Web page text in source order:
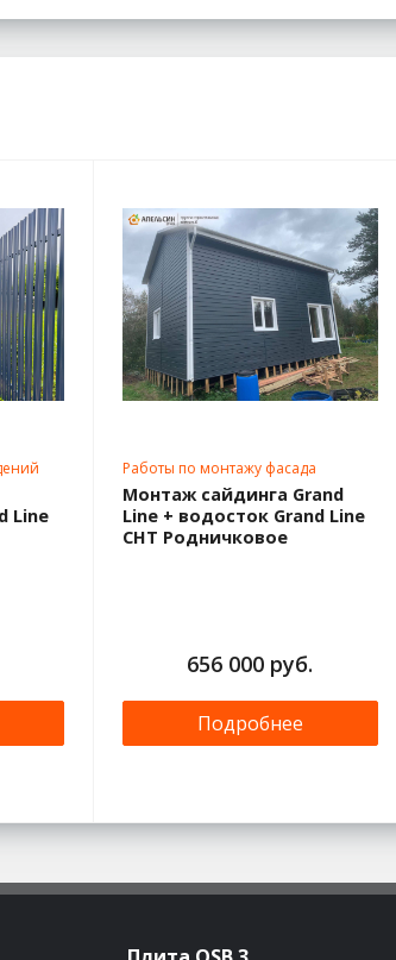
Line
Работы по монтажу фасада
Монтаж сайдинга Grand
Line + водосток Grand Line
СНТ Родничковое
656 000 руб.
Подробнее